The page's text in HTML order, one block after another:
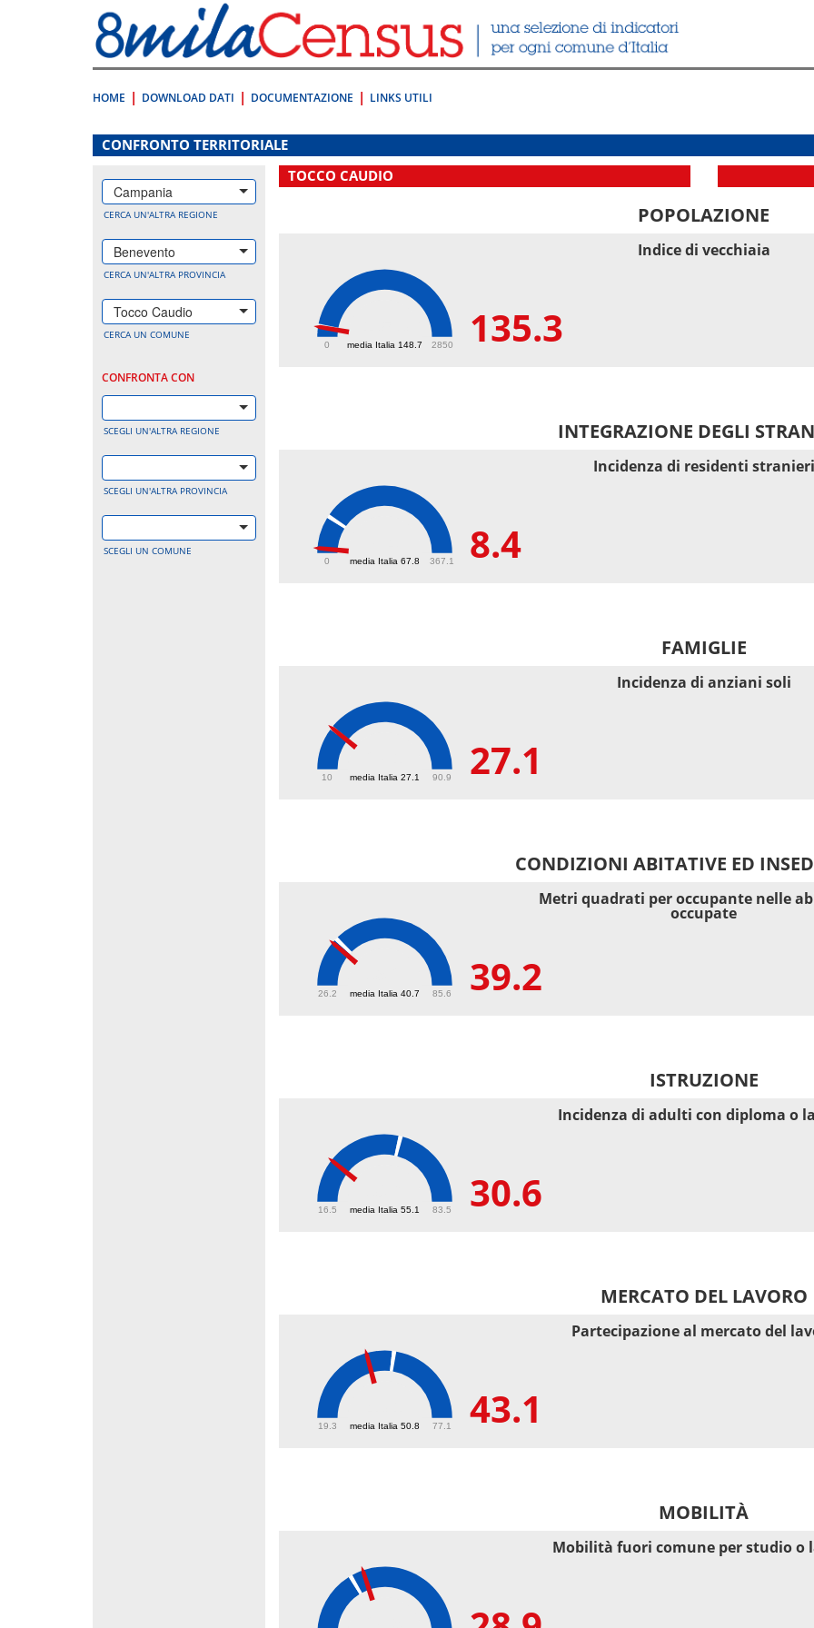
direttamente
a:
Contenuto
HOME DOWNLOAD DATI DOCUMENTAZIONE LINKS UTILI
.
CONFRONTO TERRITORIALE
Campania
CERCA UN'ALTRA REGIONE
Benevento
CERCA UN'ALTRA PROVINCIA
Tocco Caudio
CERCA UN COMUNE
CONFRONTA CON
SCEGLI UN'ALTRA REGIONE
SCEGLI UN'ALTRA PROVINCIA
SCEGLI UN COMUNE
TOCCO CAUDIO
POPOLAZIONE
media Italia 148.7
0 2850 135.3
Indice di vecchiaia
INTEGRAZIONE DEGLI
media Italia 67.8
0 367.1 8.4
Incidenza di residenti stranieri
FAMIGLIE
media Italia 27.1
10 90.9 27.1
Incidenza di anziani soli
CONDIZIONI ABITATIVE ED
media Italia 40.7
26.2 85.6 39.2
Metri quadrati per occupante nelle
occupate
ISTRUZIONE
media Italia 55.1
16.5 83.5 30.6
Incidenza di adulti con diploma o
MERCATO DEL LAVORO
media Italia 50.8
19.3 77.1 43.1
Partecipazione al mercato del
MOBILITÀ
Mobilità fuori comune per studio o